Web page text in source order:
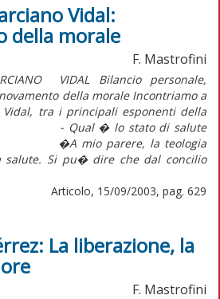
Vidal:
della morale
F. Mastrofini
VIDAL Bilancio personale,
della morale Incontriamo a
Vidal, tra i principali esponenti della
- Qual � lo stato di salute
�A mio parere, la teologia
salute. Si pu� dire che dal concilio
Articolo, 15/09/2003, pag. 629
La liberazione, la
F. Mastrofini